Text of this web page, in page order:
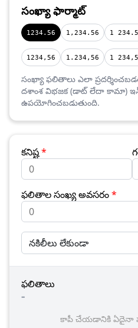
సంఖ్యా ఫార్మాట్
1234.56 1,234.56 1
1234,56 1.234,56 1
సంఖ్యా ఫలితాలు ఎలా
దశాంశ విభజక (డాట్ లేదా కామా)
ఉపయోగించబడుతుంది.
కనిష్ట*
ఫలితాల సంఖ్య అవసరం*
ఫలితాలు
-
కాపీ చేయడానికి ఏదైనా